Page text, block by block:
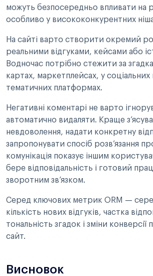
можуть безпосередньо впливати на
особливо у висококонкурентних
На сайті варто створити окремий
реальними відгуками, кейсами або
Водночас потрібно стежити за
картах, маркетплейсах, у соціальних
тематичних платформах.
Негативні коментарі не варто
автоматично видаляти. Краще
невдоволення, надати конкретну
запропонувати спосіб розв’язання
комунікація показує іншим
бере відповідальність і готовий
зворотним зв’язком.
Серед ключових метрик ORM —
кількість нових відгуків, частка
тональність згадок і зміни конверсії
сайт.
Висновок